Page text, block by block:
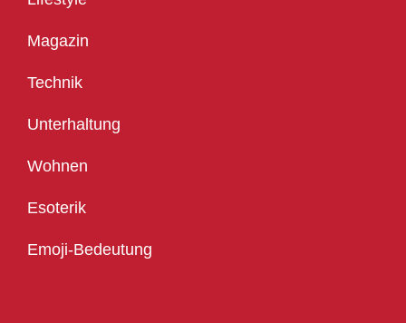
Magazin
Technik
Unterhaltung
Wohnen
Esoterik
Emoji-Bedeutung